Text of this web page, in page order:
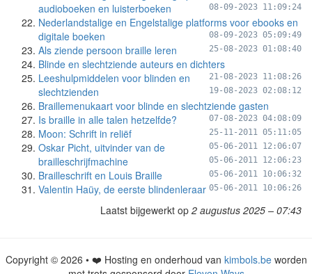
audioboeken en luisterboeken
08-09-2023 11:09:24
Nederlandstalige en Engelstalige platforms voor ebooks en
digitale boeken
08-09-2023 05:09:49
Als ziende persoon braille leren 25-08-2023 01:08:40
Blinde en slechtziende auteurs en dichters
21-08-2023 11:08:26
Leeshulpmiddelen voor blinden en
slechtzienden
19-08-2023 02:08:12
Braillemenukaart voor blinde en slechtziende gasten
07-08-2023 04:08:09
Is braille in alle talen hetzelfde?
25-11-2011 05:11:05
Moon: Schrift in reliëf
05-06-2011 12:06:07
Oskar Picht, uitvinder van de
brailleschrijfmachine
05-06-2011 12:06:23
Brailleschrift en Louis Braille 05-06-2011 10:06:32
Valentin Haüy, de eerste blindenleraar 05-06-2011 10:06:26
Laatst bijgewerkt op 2 augustus 2025 – 07:43
Copyright © 2026 • ❤️ Hosting en onderhoud van kimbols.beworden